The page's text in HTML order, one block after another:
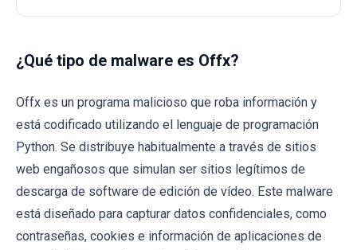
¿Qué tipo de malware es Offx?
Offx es un programa malicioso que roba información y
está codificado utilizando el lenguaje de programación
Python. Se distribuye habitualmente a través de sitios
web engañosos que simulan ser sitios legítimos de
descarga de software de edición de vídeo. Este malware
está diseñado para capturar datos confidenciales, como
contraseñas, cookies e información de aplicaciones de